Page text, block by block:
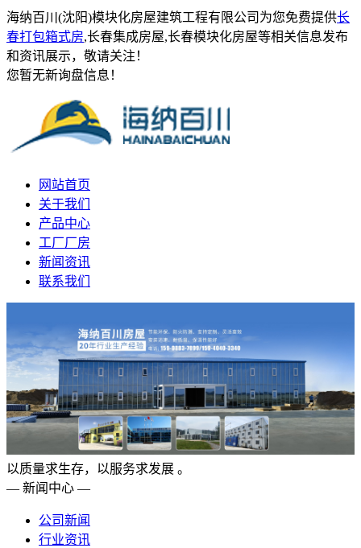
海纳百川(沈阳)模块化房屋建筑工程有限公司为您免费提供长
春打包箱式房,长春集成房屋,长春模块化房屋等相关信息发布
和资讯展示，敬请关注！
您暂无新询盘信息！
网站首页
关于我们
产品中心
工厂厂房
新闻资讯
联系我们
以质量求生存，以服务求发展 。
— 新闻中心 —
公司新闻
行业资讯